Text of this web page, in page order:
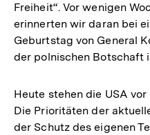
Freiheit“. Vor wenigen
erinnerten wir daran bei
Geburtstag von General
der polnischen Botschaft
Heute stehen die USA
Die Prioritäten der
der Schutz des eigenen